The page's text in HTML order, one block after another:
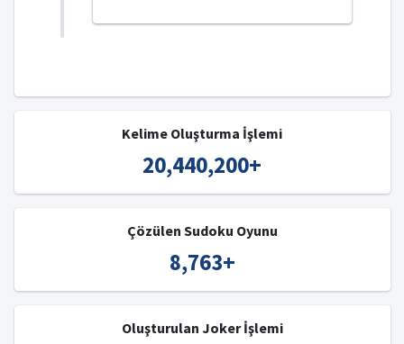
Kelime Oluşturma İşlemi
20,440,200+
Çözülen Sudoku Oyunu
8,763+
Oluşturulan Joker İşlemi